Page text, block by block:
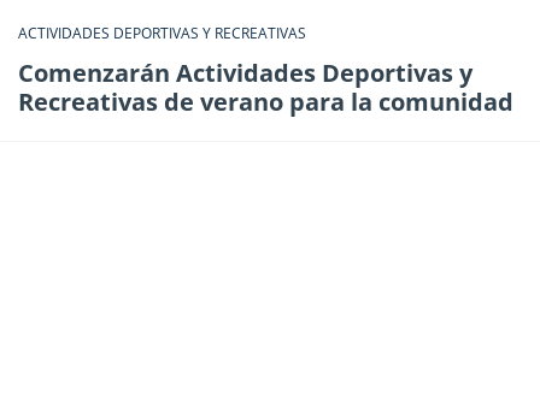
ACTIVIDADES DEPORTIVAS Y RECREATIVAS
Comenzarán Actividades Deportivas y
Recreativas de verano para la comunidad